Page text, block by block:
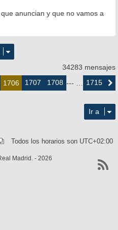
anuncian y que no vamos a
34283 mensajes
1706 1707 1708 --- … 1715
Ir a
Todos los horarios son UTC+02:00
Madrid. - 2026